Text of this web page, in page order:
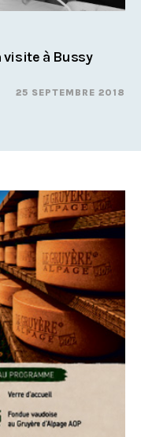
visite à Bussy
25 SEPTEMBRE 2018